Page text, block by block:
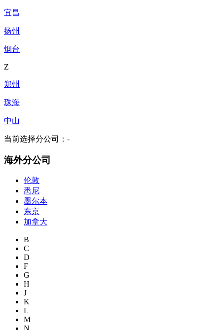
宜昌
扬州
烟台
Z
郑州
珠海
中山
当前选择分公司： -
海外分公司
伦敦
悉尼
墨尔本
东京
加拿大
B
C
D
F
G
H
J
K
L
M